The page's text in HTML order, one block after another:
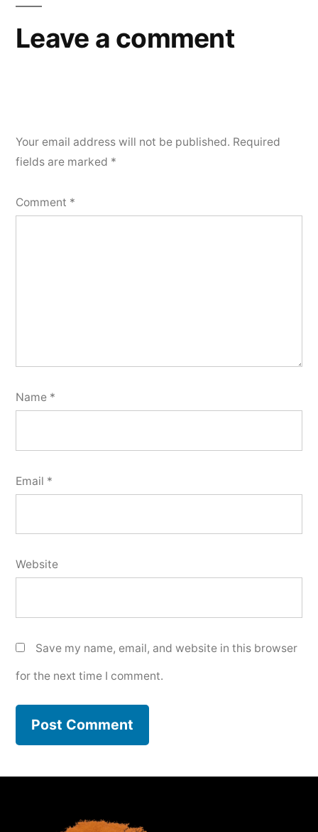
Leave a comment
Your email address will not be published. Required
fields are marked *
Comment *
Name *
Email *
Website
Save my name, email, and website in this browser
for the next time I comment.